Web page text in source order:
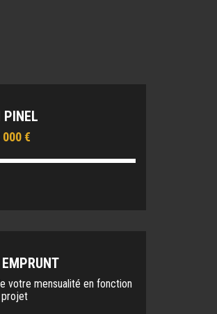
PINEL
000 €
votre mensualité en fonction